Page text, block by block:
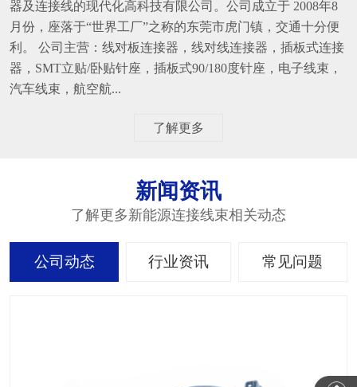
器及连接线的现代化高科技有限公司。公司成立于 2008年8
月份，座落于“世界工厂”之称的东莞市虎门镇，交通十分便
利。 公司主营：线对板连接器，线对线连接器，插板式连接
器，SMT立贴/卧贴针座，插板式90/180度针座，电子线束，
汽车线束，航空航...
了解更多
新闻资讯
了解更多新能源连接线束相关动态
公司动态 行业资讯 常见问题